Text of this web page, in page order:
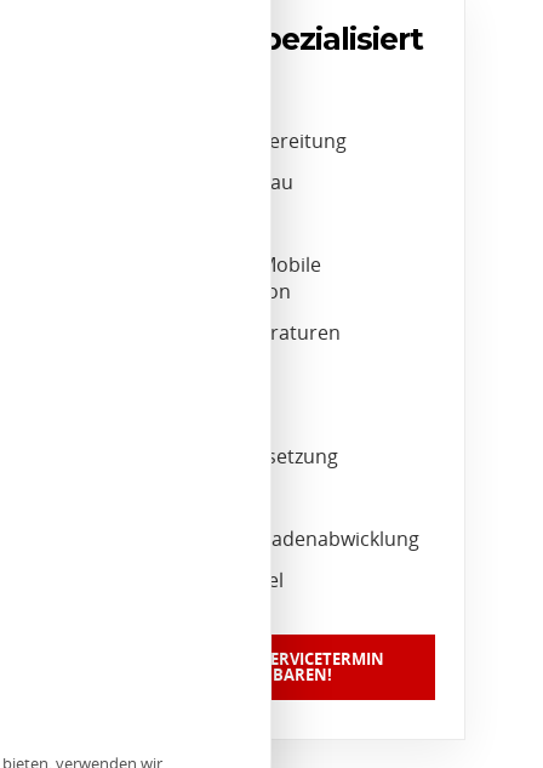
Wir sind spezialisiert
Fahrzeugaufbereitung
Autogas-Umbau
Navigation / Mobile
Kommunikation
Scheibenreparaturen
Unfallinstandsetzung
Unfallsachschadenabwicklung
Zubehörhandel
JETZT EINEN SERVICETERMIN
VEREINBAREN!